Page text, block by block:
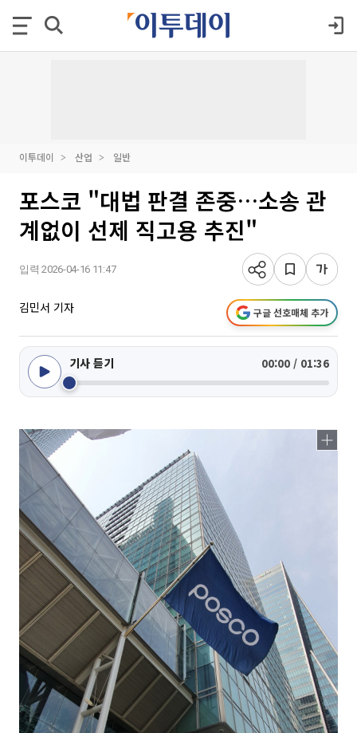
이투데이 산업 일반
포스코 "대법 판결 존중…소송 관
계없이 선제 직고용 추진"
입력 2026-04-16 11:47
김민서 기자 구글 선호매체 추가
기사 듣기 00:00 / 01:36